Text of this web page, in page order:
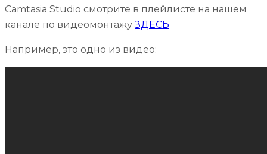
Camtasia Studio смотрите в плейлисте на нашем
канале по видеомонтажуЗДЕСЬ
Например, это одно из видео: